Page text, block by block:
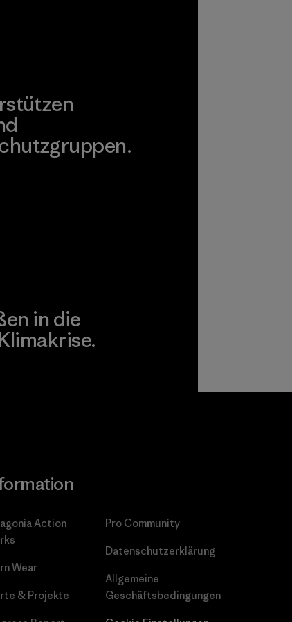
in die
Action
Wear
& Projekte
Pro Community
Datenschutzerklärung
Allgemeine
Geschäftsbedingungen